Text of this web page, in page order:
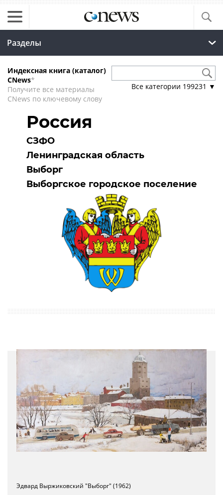
Разделы
Индексная книга (каталог)
CNews*
Получите все материалы
CNews по ключевому слову
Все категории 199231 ▼
Россия
СЗФО
Ленинградская область
Выборг
Выборгское городское поселение
Эдвард Выржиковский "Выборг" (1962)